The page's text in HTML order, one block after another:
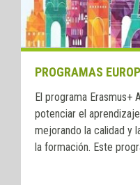
PROGRAMAS
El programa Erasmus+
potenciar el
mejorando la calidad y
la formación. Este